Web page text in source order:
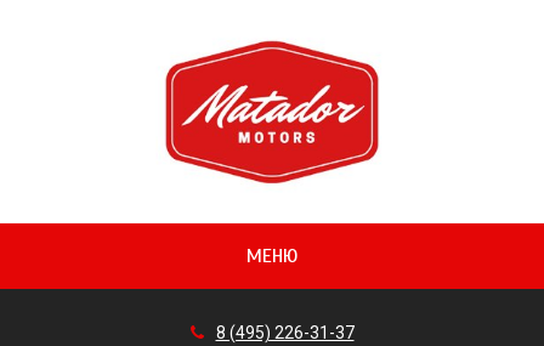
МЕНЮ
8 (495) 226-31-37